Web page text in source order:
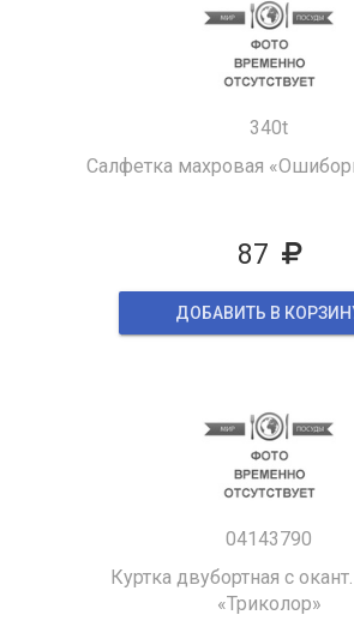
340t
Салфетка махровая
87
ДОБАВИТЬ В
04143790
Куртка двубортная с
«Триколор»